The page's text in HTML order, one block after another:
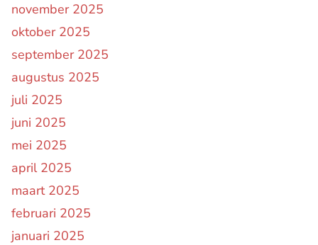
november 2025
oktober 2025
september 2025
augustus 2025
juli 2025
juni 2025
mei 2025
april 2025
maart 2025
februari 2025
januari 2025